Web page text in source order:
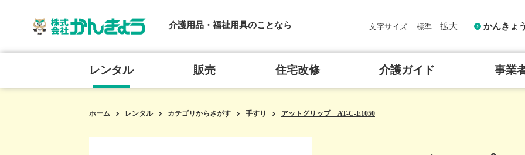
介護用品・福祉用具のことなら 文字サイズ 標準 拡大 かんきょ
レンタル 販売 住宅改修 介護ガイド 事業
ホーム レンタル カテゴリからさがす 手すり アットグリップ AT-C-E1050